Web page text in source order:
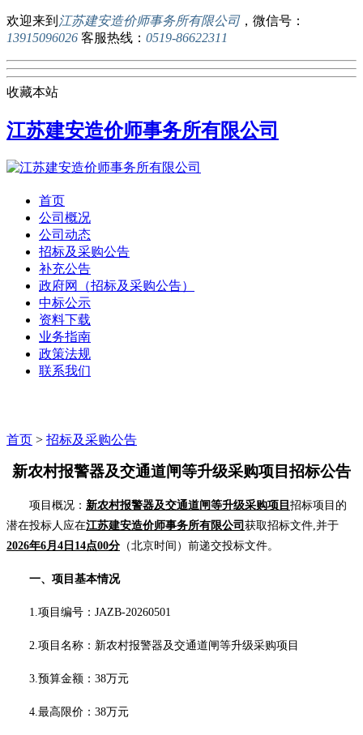
欢迎来到 江苏建安造价师事务所有限公司，微信号：
13915096026 客服热线： 0519-86622311
收藏本站
江苏建安造价师事务所有限公司
首页
公司概况
公司动态
招标及采购公告
补充公告
政府网（招标及采购公告）
中标公示
资料下载
业务指南
政策法规
联系我们
首页 > 招标及采购公告
新农村报警器及交通道闸等升级采购项目招标公告
项目概况 ： 新农村报警器及交通道闸等升级采购项目 招标项目的
潜在投标人应在江苏建安造价师事务所有限公司 获取招标文件 ,并于
2026年6 月 4 日 14点00分 （北京时间）前递交投标文件。
一、项目基本情况
1. 项目编号： JAZB-20260501
2. 项目名称： 新农村报警器及交通道闸等升级采购项目
3. 预算金额： 38万元
4. 最高限价： 38万元